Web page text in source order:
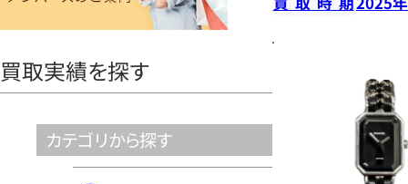
買取実績を探す
カテゴリから探す